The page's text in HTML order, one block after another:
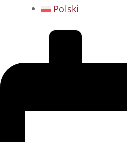
Polski